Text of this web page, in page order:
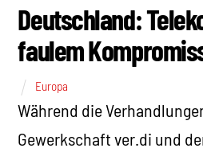
Deutschland:
faulem
Europa
Während die
Gewerkschaft ver.di und